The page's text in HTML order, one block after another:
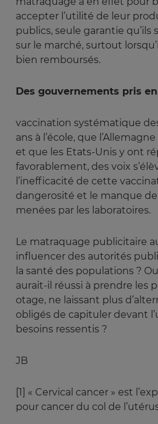
accepter l’utilité de leur
publics, seule garantie qu’ils
sur le marché, surtout
bien remboursés.
Des gouvernements pris
vaccination systématique
ans à l’école, que
et que les Etats-Unis y ont
favorablement, des voix
l’inefficacité de cette
dangerosité et le manque
menées par les laboratoires.
Le matraquage publicitaire
influencer des autorités
la santé des populations ?
aurait-il réussi à prendre les
otage, ne laissant plus
obligés de capituler devant
besoins ressentis ?
JB
[1] « Cervical cancer » est
pour cancer du col de